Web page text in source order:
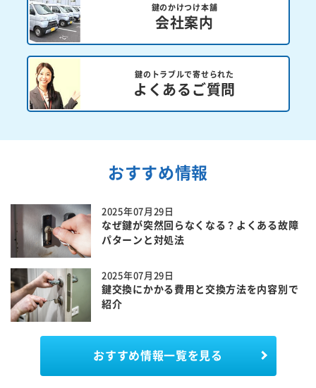
鍵のかけつけ本舗
会社案内
鍵のトラブルで寄せられた
よくあるご質問
おすすめ情報
2025年07月29日
なぜ鍵が突然回らなくなる？よくある故障
パターンと対処法
2025年07月29日
鍵交換にかかる費用と交換方法を内容別で
紹介
おすすめ情報一覧を見る